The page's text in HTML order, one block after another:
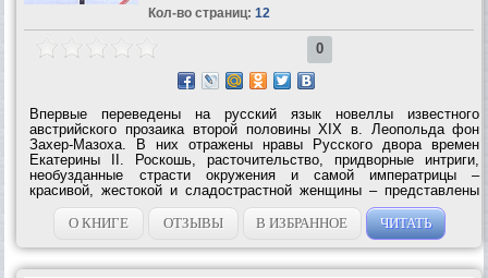
Кол-во страниц: 12
0
Впервые переведены на русский язык новеллы известного
австрийского прозаика второй половины XIX в. Леопольда фон
Захер-Мазоха. В них отражены нравы Русского двора времен
Екатерины II. Роскошь, расточительство, придворные интриги,
необузданные страсти окружения и самой императрицы –
красивой, жестокой и сладострастной женщины – представлены
автором подчас в гротескной...
О КНИГЕ
ОТЗЫВЫ В ИЗБРАННОЕ ЧИТАТЬ